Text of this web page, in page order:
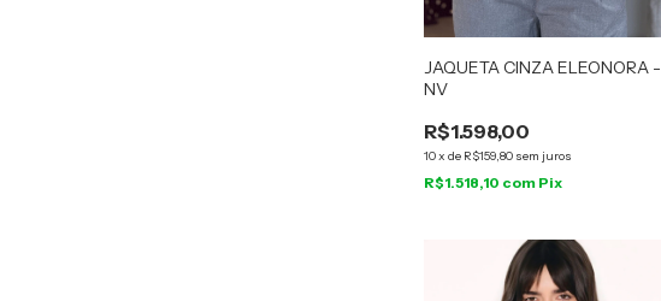
JAQUETA CINZA ELEONORA -
NV
R$1.598,00
10xde R$159,80 sem juros
R$1.518,10 com Pix